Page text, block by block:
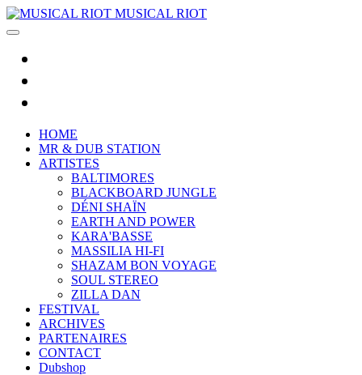
MUSICAL RIOT
HOME
MR & DUB STATION
ARTISTES
BALTIMORES
BLACKBOARD JUNGLE
DÉNI SHAÏN
EARTH AND POWER
KARA'BASSE
MASSILIA HI-FI
SHAZAM BON VOYAGE
SOUL STEREO
ZILLA DAN
FESTIVAL
ARCHIVES
PARTENAIRES
CONTACT
Dubshop